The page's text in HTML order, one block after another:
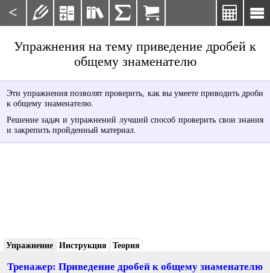
< 

    
Упражнения на тему приведение дробей к
общему знаменателю
Эти упражнения позволят проверить, как вы умеете приводить дроби
к общему знаменателю.
Решение задач и упражнений лучший способ проверить свои знания
и закрепить пройденный материал.
Упражнение Инструкция Теория
Тренажер: Приведение дробей к общему знаменателю